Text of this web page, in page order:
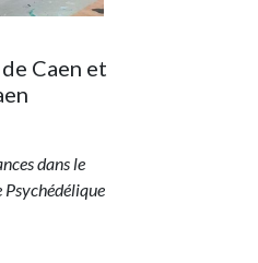
Caen et
dans le
Psychédélique